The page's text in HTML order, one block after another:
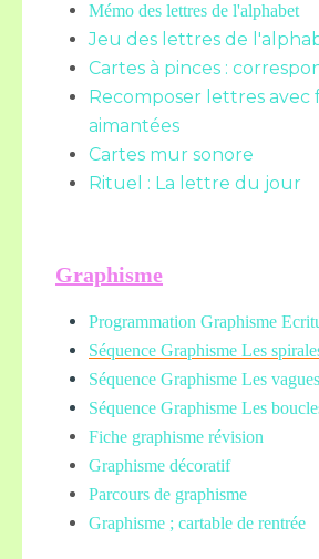
Mémo des lettres de l'alphabet
Jeu des lettres de
Cartes à pinces :
Recomposer lettres avec
aimantées
Cartes mur sonore
Rituel : La lettre du jour
Graphisme
Programmation Graphisme
Séquence Graphisme Les
Séquence Graphisme Les vagues
Séquence Graphisme Les
Fiche graphisme révision
Graphisme décoratif
Parcours de graphisme
Graphisme ; cartable de rentrée